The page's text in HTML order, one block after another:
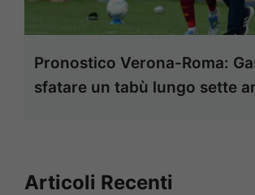
Pronostico Verona-Roma:
sfatare un tabù lungo sette
Articoli Recenti